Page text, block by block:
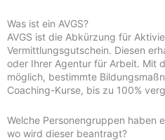
Was ist ein AVGS?
AVGS ist die Abkürzung für
Vermittlungsgutschein. Diesen
oder Ihrer Agentur für Arbeit. Mit
möglich, bestimmte
Coaching-Kurse, bis zu 100%
Welche Personengruppen haben
wo wird dieser beantragt?